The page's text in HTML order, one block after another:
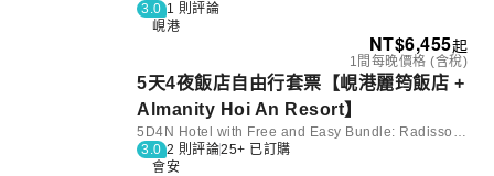
3.0 1 則評論
峴港
NT$6,455起
1間每晚價格 (含稅)
5天4夜飯店自由行套票【峴港麗筠飯店 +
Almanity Hoi An Resort】
5D4N Hotel with Free and Easy Bundle: Radisson Hotel Danang and Almanity Hoi An Resort & Spa | Vietnam
3.0 2 則評論25+ 已訂購
會安